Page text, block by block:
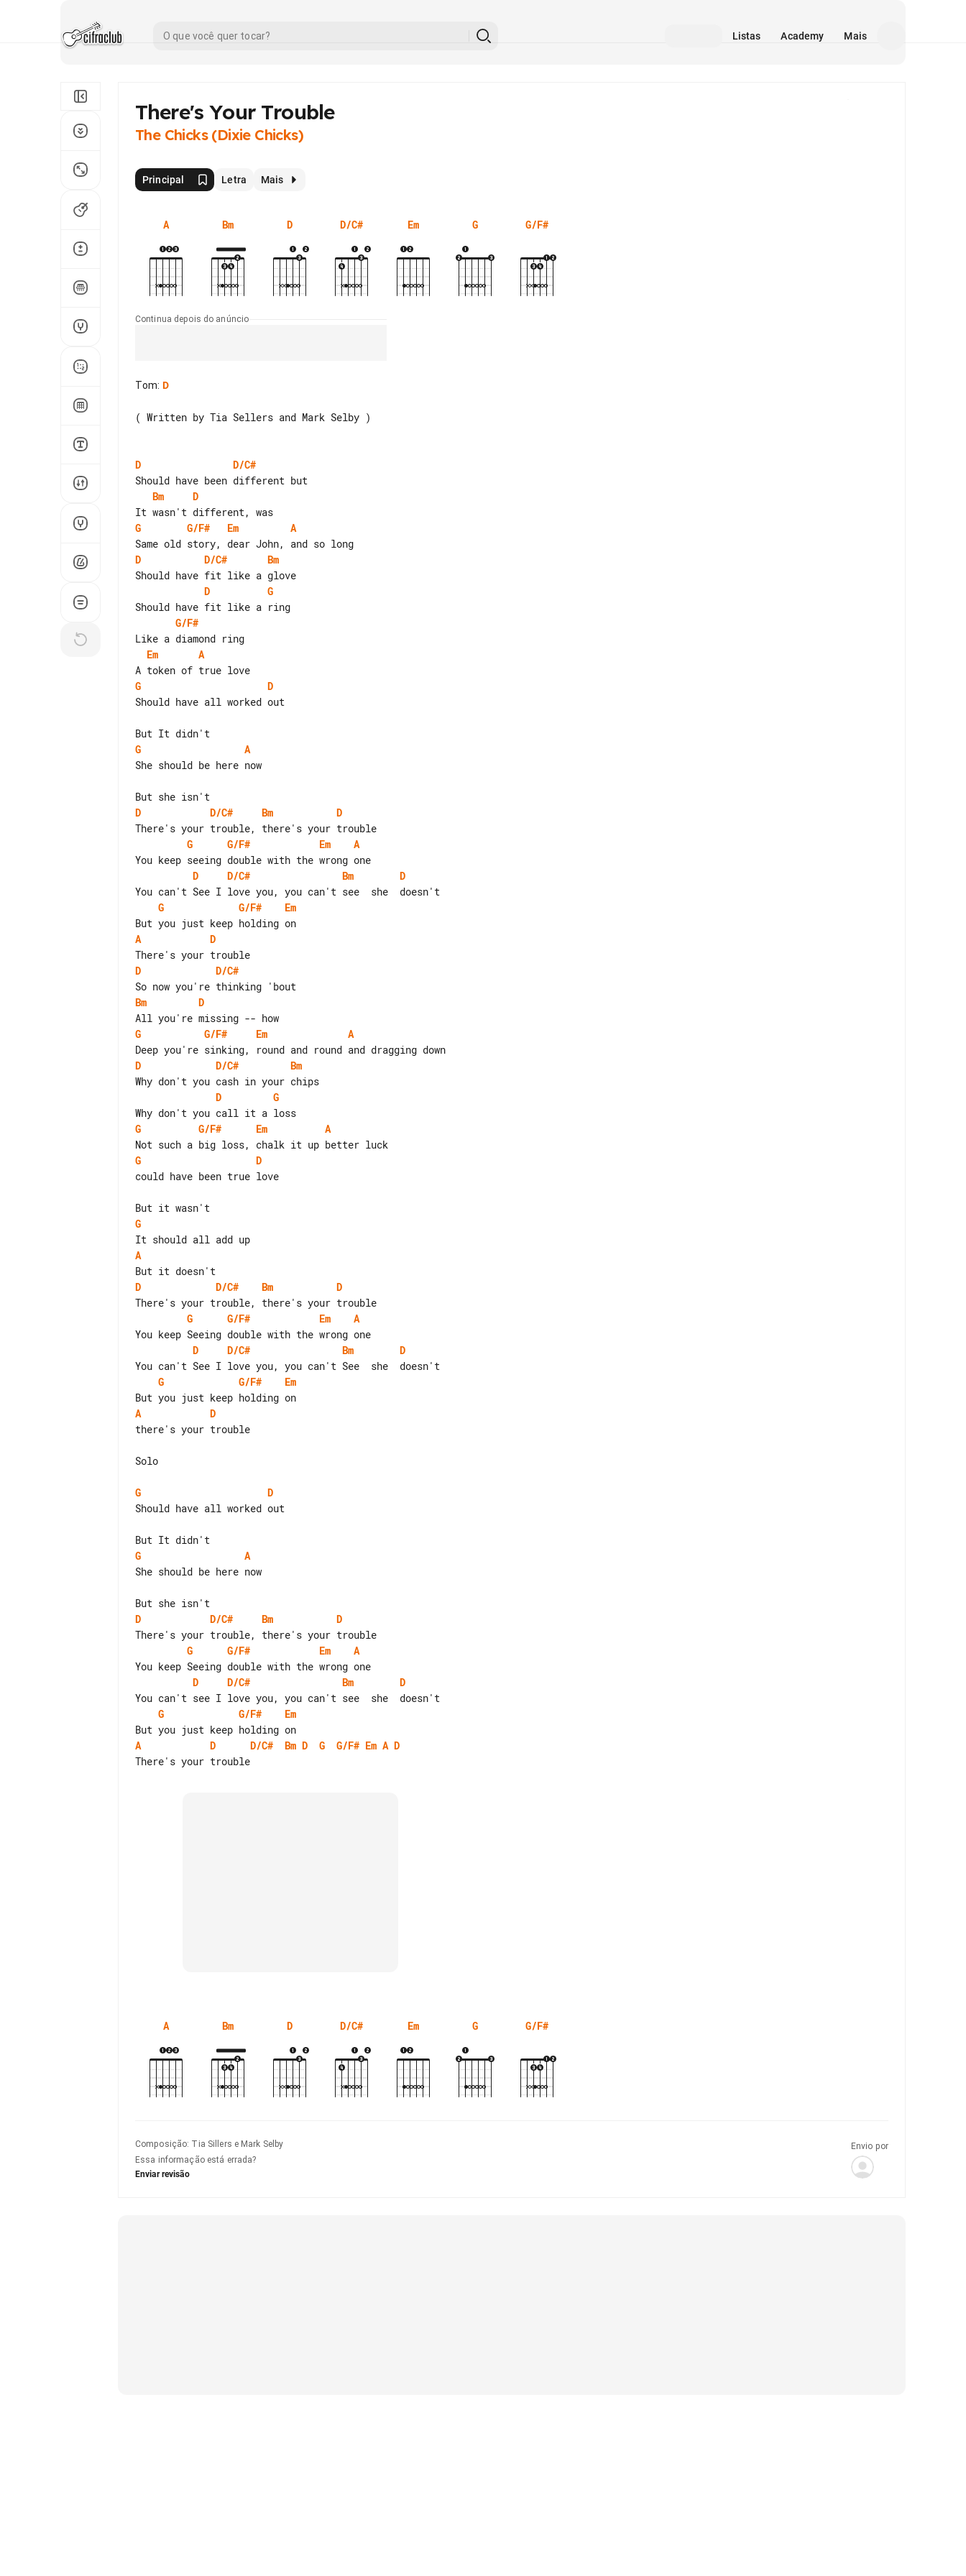
Listas Academy Mais
There's Your Trouble
The Chicks (Dixie Chicks)
Principal Letra Mais
A Bm D D/C# Em G G/F#
Continua depois do anúncio
Tom: D
( Written by Tia Sellers and Mark Selby )
D
D/C#
Bm
D
G
G/F# Em
A
D
D/C#
Bm
D
G
G/F#
Em
A
G
D
Should have all worked out
G
A
She should be here now
D
D/C# Bm
D
G
G/F# Em
A
D
D/C# Bm
D
G
G/F#
Em
A
D
D
D/C#
Bm
D
G
G/F# Em
A
D
D/C#
Bm
D
G
G
G/F# Em
A
G
D
could have been true love
G
A
D
D/C# Bm
D
G
G/F# Em
A
D
D/C# Bm
D
G
G/F#
Em
A
D
there's your trouble
Solo
G
D
Should have all worked out
G
A
She should be here now
D
D/C# Bm
D
G
G/F# Em
A
D
D/C# Bm
D
G
G/F#
Em
A
D D/C# Bm D G G/F# Em A D
A Bm D D/C# Em G G/F#
Composição: Tia Sillers e Mark Selby
Essa informação está errada?
Enviar revisão
Envio por